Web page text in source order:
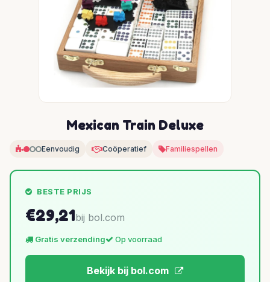
Mexican Train Deluxe
Eenvoudig Coöperatief Familiespellen
BESTE PRIJS
€29,21bij bol.com
Gratis verzending Op voorraad
Bekijk bij bol.com